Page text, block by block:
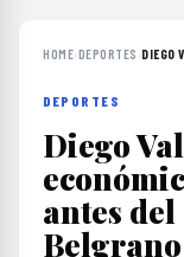
HOME›DEPORTES ›DIEGO
DEPORTES
Diego
antes
Belgrano